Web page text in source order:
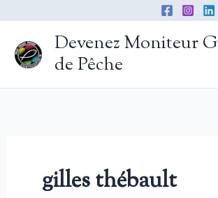
contenu
Devenez Moniteur
de Pêche
gilles thébault